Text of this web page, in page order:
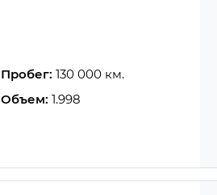
Пробег: 130 000 км.
Объем: 1.998